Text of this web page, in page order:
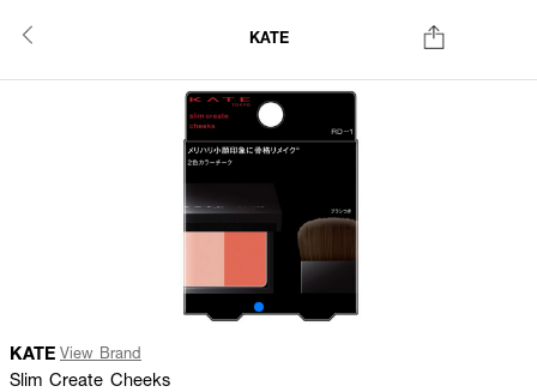
KATE
KATE View Brand
Slim Create Cheeks